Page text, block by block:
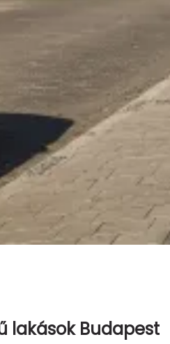
lakások Budapest